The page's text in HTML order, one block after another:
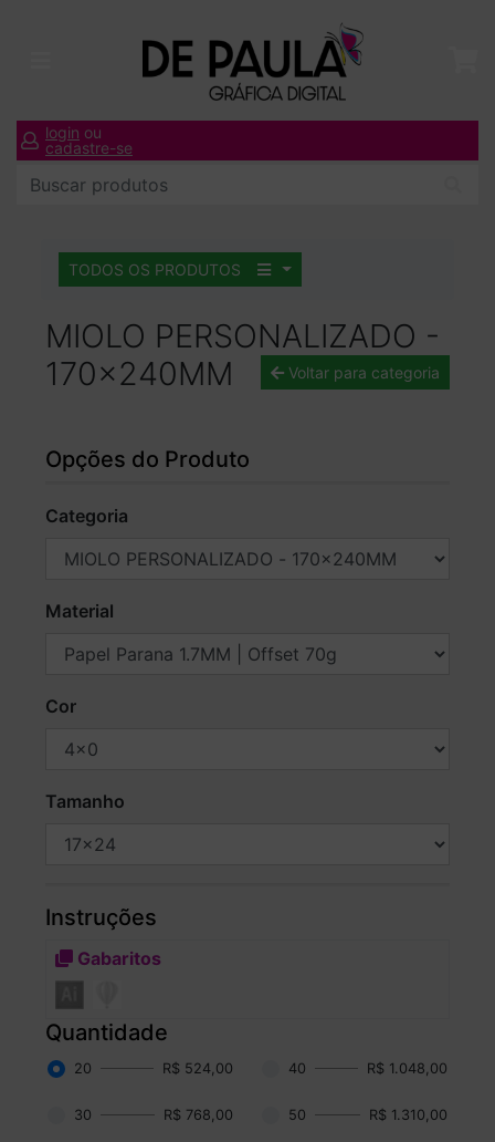
login ou
cadastre-se
TODOS OS PRODUTOS
MIOLO PERSONALIZADO -
170x240MM
Voltar para categoria
Opções do Produto
Categoria
Material
Cor
Tamanho
Instruções
Gabaritos
Quantidade
20 R$ 524,00 40 R$ 1.048,00
30 R$ 768,00 50 R$ 1.310,00